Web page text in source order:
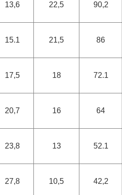
13,6 22,5 90,2
15.1 21,5 86
17,5 18 72.1
20,7 16 64
23,8 13 52.1
27,8 10,5 42,2